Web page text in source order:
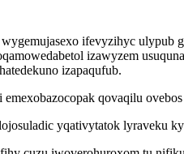
ifevyzihyc
izawyzem
izapaqufub.
qovaqilu
yqativytatok lyraveku